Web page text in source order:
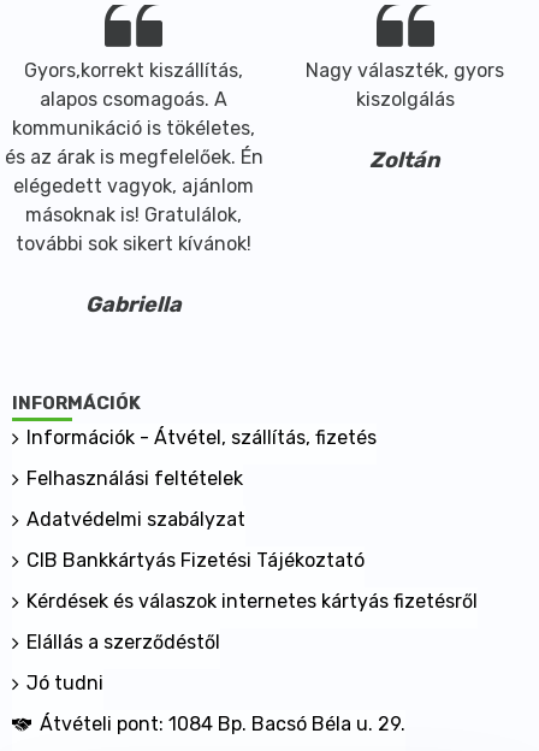
Gyors,korrekt kiszállítás,
alapos csomagoás. A
kommunikáció is tökéletes,
és az árak is megfelelőek. Én
elégedett vagyok, ajánlom
másoknak is! Gratulálok,
további sok sikert kívánok!
Gabriella
Nagy választék, gyors
kiszolgálás
Zoltán
INFORMÁCIÓK
Információk - Átvétel, szállítás, fizetés
Felhasználási feltételek
Adatvédelmi szabályzat
CIB Bankkártyás Fizetési Tájékoztató
Kérdések és válaszok internetes kártyás fizetésről
Elállás a szerződéstől
Jó tudni
Átvételi pont: 1084 Bp. Bacsó Béla u. 29.